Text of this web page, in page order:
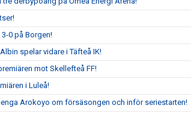
0 på Borgen!
spelar vidare i Täfteå IK!
mot Skellefteå FF!
i Luleå!
Arokoyo om försäsongen och inför seriestarten!